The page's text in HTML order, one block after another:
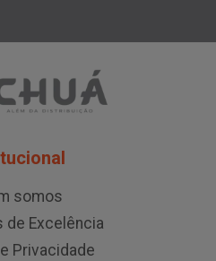
somos
de Excelência
Privacidade